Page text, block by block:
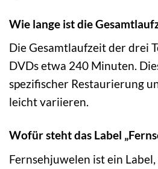
Wie lange ist die
Die Gesamtlaufzeit der drei
DVDs etwa 240 Minuten.
spezifischer Restaurierung
leicht variieren.
Wofür steht das Label
Fernsehjuwelen ist ein